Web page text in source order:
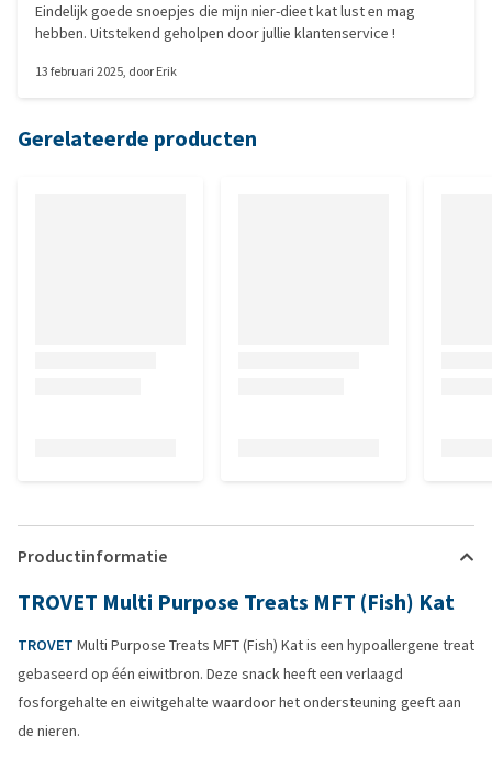
Eindelijk goede snoepjes die mijn nier-dieet kat lust en mag
hebben. Uitstekend geholpen door jullie klantenservice !
13 februari 2025, doorErik
Gerelateerde producten
Productinformatie
TROVET Multi Purpose Treats MFT (Fish) Kat
TROVET Multi Purpose Treats MFT (Fish) Kat is een hypoallergene treat
gebaseerd op één eiwitbron. Deze snack heeft een verlaagd
fosforgehalte en eiwitgehalte waardoor het ondersteuning geeft aan
de nieren.